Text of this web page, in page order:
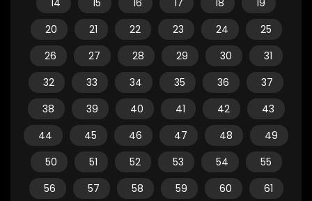
14
15 16 17 18
19
20
21 22 23 24
25
26
27 28 29 30
31
32
33 34 35 36
37
38
39 40 41 42
43
44
45 46 47 48
49
50
51 52 53 54
55
56
57 58 59 60
61